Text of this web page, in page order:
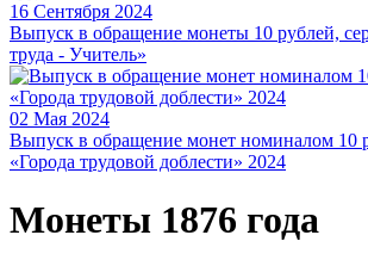
16 Сентября 2024
Выпуск в обращение монеты 10 рублей,
труда - Учитель»
02 Мая 2024
Выпуск в обращение монет номиналом 10
«Города трудовой доблести» 2024
Монеты 1876 года